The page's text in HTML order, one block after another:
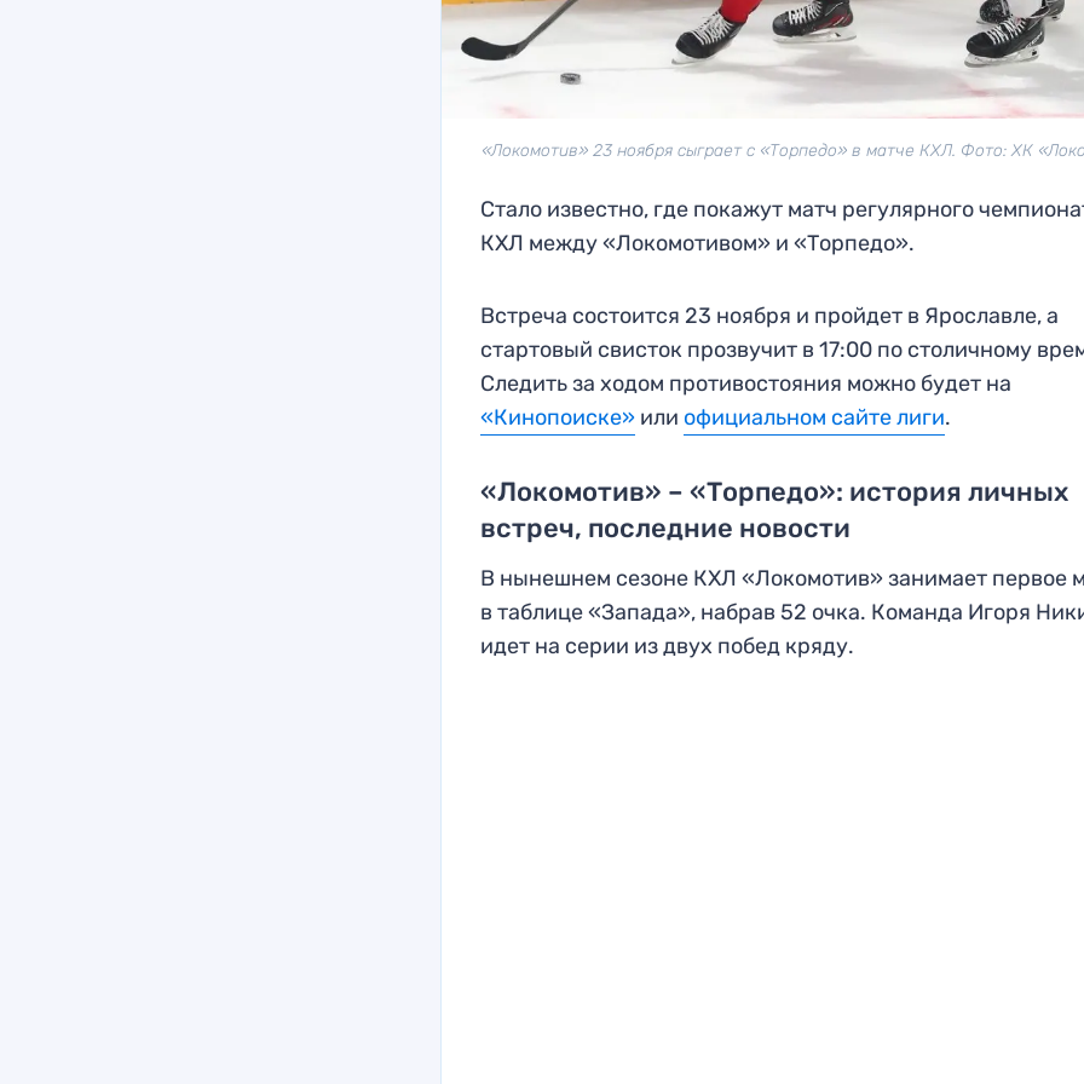
«Локомотив» 23 ноября сыграет с «Торпедо» в матче КХЛ. Фото: ХК
Стало известно, где покажут матч регулярного
КХЛ между «Локомотивом» и «Торпедо».
Встреча состоится 23 ноября и пройдет в Ярославле, а
стартовый свисток прозвучит в 17:00 по столичному
Следить за ходом противостояния можно будет на
«Кинопоиске» или официальном сайте лиги.
«Локомотив» – «Торпедо»: история личных
встреч, последние новости
В нынешнем сезоне КХЛ «Локомотив» занимает первое
в таблице «Запада», набрав 52 очка. Команда Игоря
идет на серии из двух побед кряду.